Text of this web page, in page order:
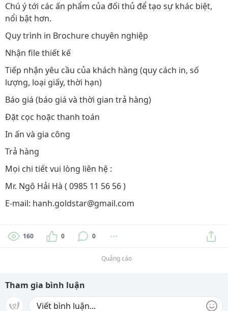
Chú ý tới các ấn phẩm của đối thủ để tạo sự khác biệt,
nổi bật hơn.
Quy trình in Brochure chuyên nghiệp
Nhận file thiết kế
Tiếp nhận yêu cầu của khách hàng (quy cách in, số
lượng, loại giấy, thời hạn)
Báo giá (báo giá và thời gian trả hàng)
Đặt cọc hoặc thanh toán
In ấn và gia công
Trả hàng
Mọi chi tiết vui lòng liên hệ :
Mr. Ngô Hải Hà ( 0985 11 56 56 )
E-mail: hanh.goldstar@gmail.com
160 0 0
Quảng cáo
Tham gia bình luận